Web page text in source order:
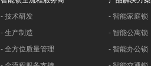
-技术研发
-生产制造
-全方位质量管理
- 智能家庭锁
- 智能公寓锁
- 智能办公锁